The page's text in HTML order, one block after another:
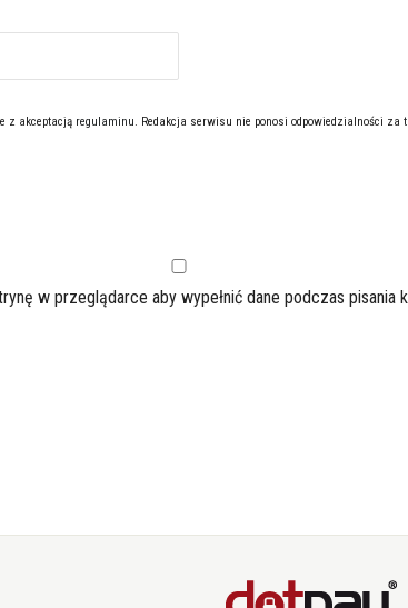
z akceptacją regulaminu. Redakcja serwisu nie ponosi odpowiedzialności
w przeglądarce aby wypełnić dane podczas pisania